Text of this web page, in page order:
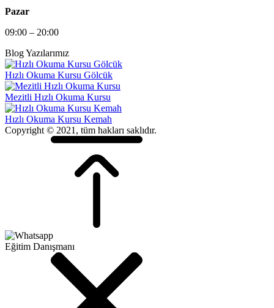
Pazar
09:00 – 20:00
Blog Yazılarımız
Hızlı Okuma Kursu Gölcük
Mezitli Hızlı Okuma Kursu
Hızlı Okuma Kursu Kemah
Copyright © 2021, tüm hakları saklıdır.
Eğitim Danışmanı